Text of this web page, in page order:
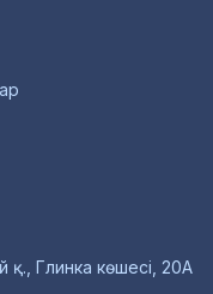
қ., Глинка көшесі, 20А